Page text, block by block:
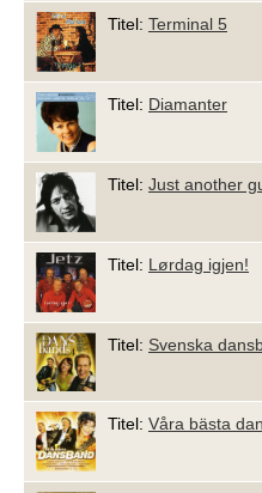
Titel: Terminal 5
Titel: Diamanter
Titel: Just another
Titel: Lørdag igjen!
Titel: Svenska
Titel: Våra bästa